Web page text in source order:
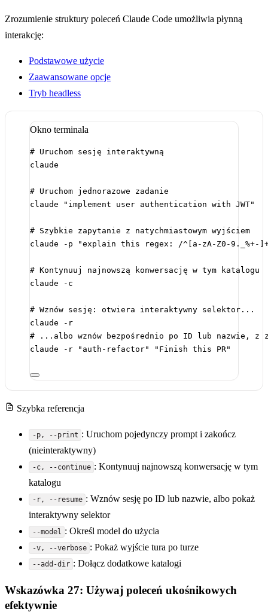
Zrozumienie struktury poleceń Claude Code umożliwia płynną
interakcję:
Podstawowe użycie
Zaawansowane opcje
Tryb headless
Okno terminala
# Uruchom sesję interaktywną
claude
# Uruchom jednorazowe zadanie
claude
"implement user authentication with JWT"
# Szybkie zapytanie z natychmiastowym wyjściem
claude
-p "explain this regex: /^[a-zA-Z0-9._%+-
# Kontynuuj najnowszą konwersację w tym katalogu
claude
-c
# Wznów sesję: otwiera interaktywny selektor...
claude
-r
# ...albo wznów bezpośrednio po ID lub nazwie, z
claude
-r "auth-refactor" "Finish this PR"
Szybka referencja
-p, --print : Uruchom pojedynczy prompt i zakończ
(nieinteraktywny)
-c, --continue : Kontynuuj najnowszą konwersację w tym
katalogu
-r, --resume : Wznów sesję po ID lub nazwie, albo pokaż
interaktywny selektor
--model : Określ model do użycia
-v, --verbose : Pokaż wyjście tura po turze
--add-dir : Dołącz dodatkowe katalogi
Wskazówka 27: Używaj poleceń ukośnikowych
efektywnie